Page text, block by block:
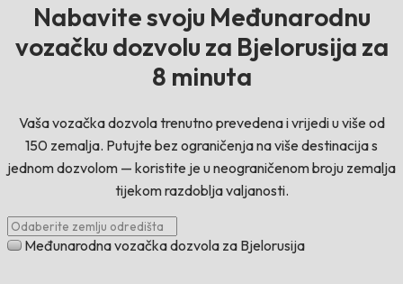
Nabavite svoju Međunarodnu
vozačku dozvolu za Bjelorusija za
8 minuta
Vaša vozačka dozvola trenutno prevedena i vrijedi u više od
150 zemalja. Putujte bez ograničenja na više destinacija s
jednom dozvolom — koristite je u neograničenom broju zemalja
tijekom razdoblja valjanosti.
Međunarodna vozačka dozvola za Bjelorusija